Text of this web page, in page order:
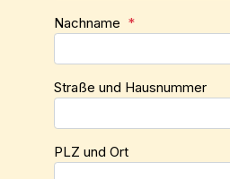
Nachname *
Straße und Hausnummer
PLZ und Ort